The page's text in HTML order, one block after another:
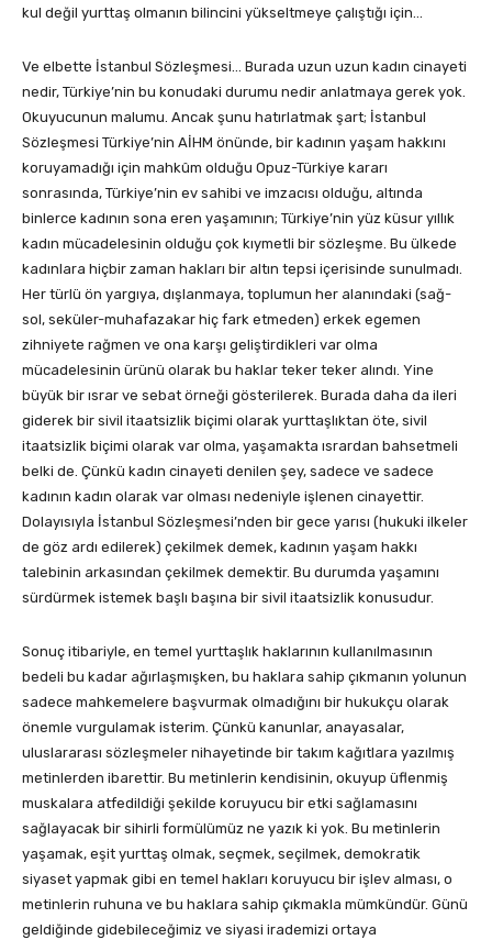
kul değil yurttaş olmanın bilincini yükseltmeye çalıştığı için…
Ve elbette İstanbul Sözleşmesi… Burada uzun uzun kadın cinayeti
nedir, Türkiye’nin bu konudaki durumu nedir anlatmaya gerek yok.
Okuyucunun malumu. Ancak şunu hatırlatmak şart; İstanbul
Sözleşmesi Türkiye’nin AİHM önünde, bir kadının yaşam hakkını
koruyamadığı için mahkûm olduğu Opuz-Türkiye kararı
sonrasında, Türkiye’nin ev sahibi ve imzacısı olduğu, altında
binlerce kadının sona eren yaşamının; Türkiye’nin yüz küsur yıllık
kadın mücadelesinin olduğu çok kıymetli bir sözleşme. Bu ülkede
kadınlara hiçbir zaman hakları bir altın tepsi içerisinde sunulmadı.
Her türlü ön yargıya, dışlanmaya, toplumun her alanındaki (sağ-
sol, seküler-muhafazakar hiç fark etmeden) erkek egemen
zihniyete rağmen ve ona karşı geliştirdikleri var olma
mücadelesinin ürünü olarak bu haklar teker teker alındı. Yine
büyük bir ısrar ve sebat örneği gösterilerek. Burada daha da ileri
giderek bir sivil itaatsizlik biçimi olarak yurttaşlıktan öte, sivil
itaatsizlik biçimi olarak var olma, yaşamakta ısrardan bahsetmeli
belki de. Çünkü kadın cinayeti denilen şey, sadece ve sadece
kadının kadın olarak var olması nedeniyle işlenen cinayettir.
Dolayısıyla İstanbul Sözleşmesi’nden bir gece yarısı (hukuki ilkeler
de göz ardı edilerek) çekilmek demek, kadının yaşam hakkı
talebinin arkasından çekilmek demektir. Bu durumda yaşamını
sürdürmek istemek başlı başına bir sivil itaatsizlik konusudur.
Sonuç itibariyle, en temel yurttaşlık haklarının kullanılmasının
bedeli bu kadar ağırlaşmışken, bu haklara sahip çıkmanın yolunun
sadece mahkemelere başvurmak olmadığını bir hukukçu olarak
önemle vurgulamak isterim. Çünkü kanunlar, anayasalar,
uluslararası sözleşmeler nihayetinde bir takım kağıtlara yazılmış
metinlerden ibarettir. Bu metinlerin kendisinin, okuyup üflenmiş
muskalara atfedildiği şekilde koruyucu bir etki sağlamasını
sağlayacak bir sihirli formülümüz ne yazık ki yok. Bu metinlerin
yaşamak, eşit yurttaş olmak, seçmek, seçilmek, demokratik
siyaset yapmak gibi en temel hakları koruyucu bir işlev alması, o
metinlerin ruhuna ve bu haklara sahip çıkmakla mümkündür. Günü
geldiğinde gidebileceğimiz ve siyasi irademizi ortaya